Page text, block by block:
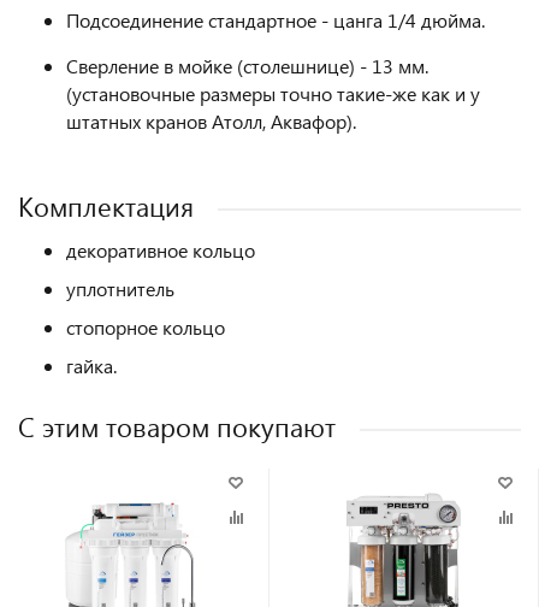
Подсоединение стандартное - цанга 1/4 дюйма.
Сверление в мойке (столешнице) - 13 мм.
(установочные размеры точно такие-же как и у
штатных кранов Атолл, Аквафор).
Комплектация
декоративное кольцо
уплотнитель
стопорное кольцо
гайка.
С этим товаром покупают